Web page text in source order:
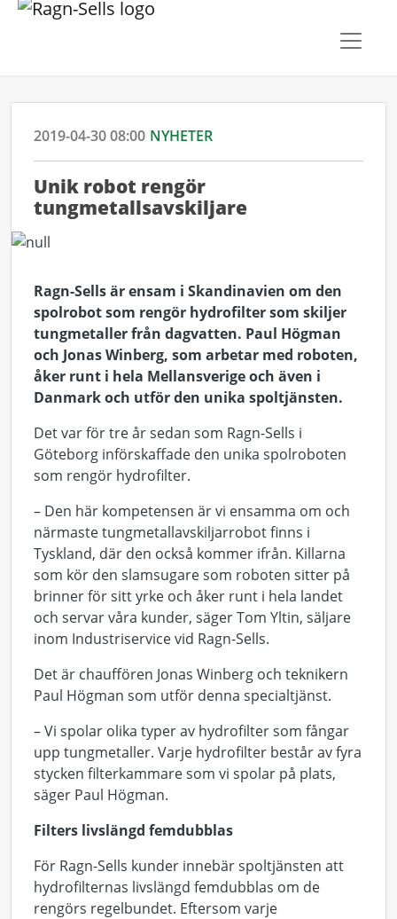
2019-04-30 08:00 NYHETER
Unik robot rengör
tungmetallsavskiljare
Ragn-Sells är ensam i Skandinavien om den
spolrobot som rengör hydrofilter som skiljer
tungmetaller från dagvatten. Paul Högman
och Jonas Winberg, som arbetar med roboten,
åker runt i hela Mellansverige och även i
Danmark och utför den unika spoltjänsten.
Det var för tre år sedan som Ragn-Sells i
Göteborg införskaffade den unika spolroboten
som rengör hydrofilter.
– Den här kompetensen är vi ensamma om och
närmaste tungmetallavskiljarrobot finns i
Tyskland, där den också kommer ifrån. Killarna
som kör den slamsugare som roboten sitter på
brinner för sitt yrke och åker runt i hela landet
och servar våra kunder, säger Tom Yltin, säljare
inom Industriservice vid Ragn-Sells.
Det är chauffören Jonas Winberg och teknikern
Paul Högman som utför denna specialtjänst.
– Vi spolar olika typer av hydrofilter som fångar
upp tungmetaller. Varje hydrofilter består av fyra
stycken filterkammare som vi spolar på plats,
säger Paul Högman.
Filters livslängd femdubblas
För Ragn-Sells kunder innebär spoltjänsten att
hydrofilternas livslängd femdubblas om de
rengörs regelbundet. Eftersom varje